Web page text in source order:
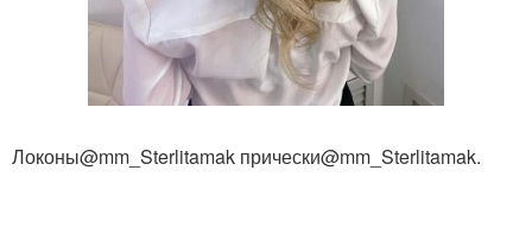
Локоны@mm_Sterlitamak прически@mm_Sterlitamak.